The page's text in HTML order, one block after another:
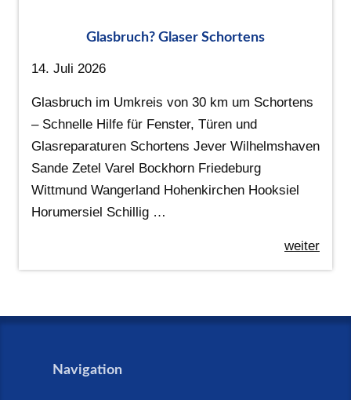
Glasbruch? Glaser Schortens
14. Juli 2026
Glasbruch im Umkreis von 30 km um Schortens
– Schnelle Hilfe für Fenster, Türen und
Glasreparaturen Schortens Jever Wilhelmshaven
Sande Zetel Varel Bockhorn Friedeburg
Wittmund Wangerland Hohenkirchen Hooksiel
Horumersiel Schillig …
weiter
Navigation